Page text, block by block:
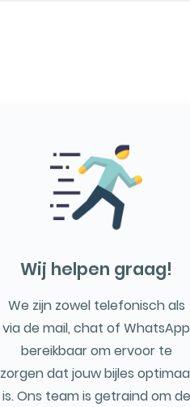
Wij helpen graag!
We zijn zowel telefonisch als
via de mail, chat of WhatsApp
bereikbaar om ervoor te
zorgen dat jouw bijles
is. Ons team is getraind om de